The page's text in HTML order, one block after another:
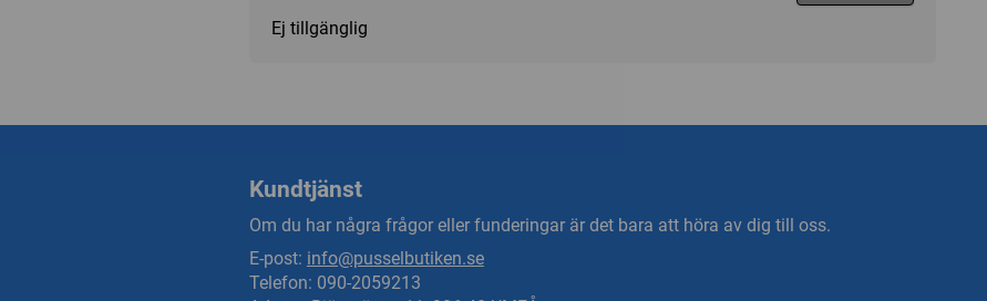
Ej tillgänglig
Kundtjänst
Om du har några frågor eller funderingar är det bara att höra av dig till oss.
E-post: info@pusselbutiken.se
Telefon: 090-2059213